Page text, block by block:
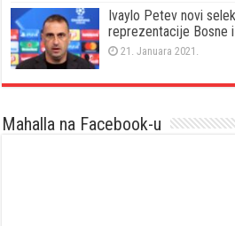
Ivaylo Petev novi
reprezentacije Bosne
21. Januara 2021.
Mahalla na Facebook-u